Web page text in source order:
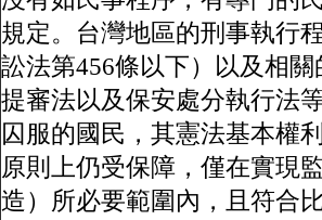
規定。台灣地區的刑事執行
訟法第456條以下）以及相
提審法以及保安處分執行法
囚服的國民，其憲法基本權
原則上仍受保障，僅在實現
造）所必要範圍內，且符合